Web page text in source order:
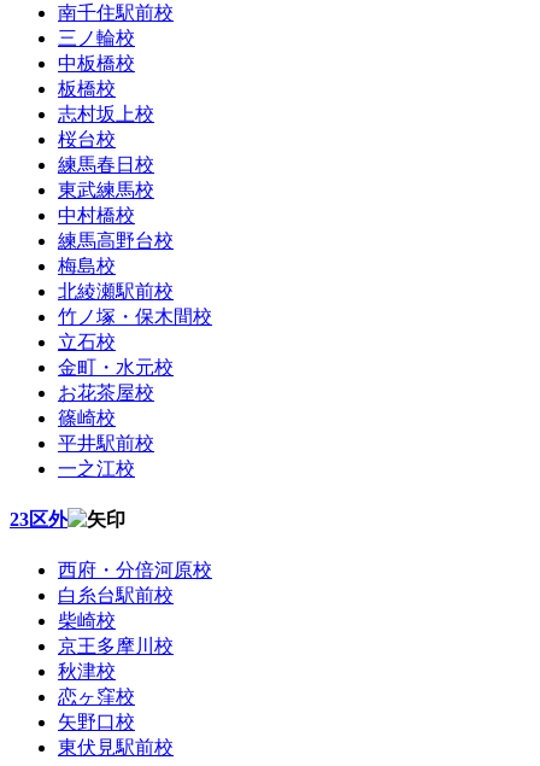
南千住駅前校
三ノ輪校
中板橋校
板橋校
志村坂上校
桜台校
練馬春日校
東武練馬校
中村橋校
練馬高野台校
梅島校
北綾瀬駅前校
竹ノ塚・保木間校
立石校
金町・水元校
お花茶屋校
篠崎校
平井駅前校
一之江校
23区外
西府・分倍河原校
白糸台駅前校
柴崎校
京王多摩川校
秋津校
恋ヶ窪校
矢野口校
東伏見駅前校